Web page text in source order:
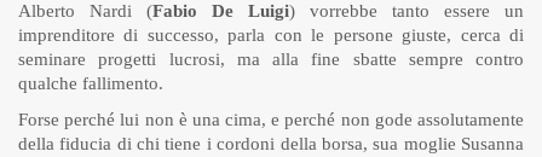
Alberto Nardi (Fabio De Luigi) vorrebbe tanto essere un
imprenditore di successo, parla con le persone giuste, cerca di
seminare progetti lucrosi, ma alla fine sbatte sempre contro
qualche fallimento.
Forse perché lui non è una cima, e perché non gode assolutamente
della fiducia di chi tiene i cordoni della borsa, sua moglie Susanna